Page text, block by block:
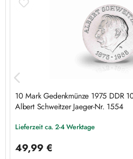
10 Mark Gedenkmünze 1975 DDR
Albert Schweitzer Jaeger-Nr. 1554
Lieferzeit ca. 2-4 Werktage
49,99 €